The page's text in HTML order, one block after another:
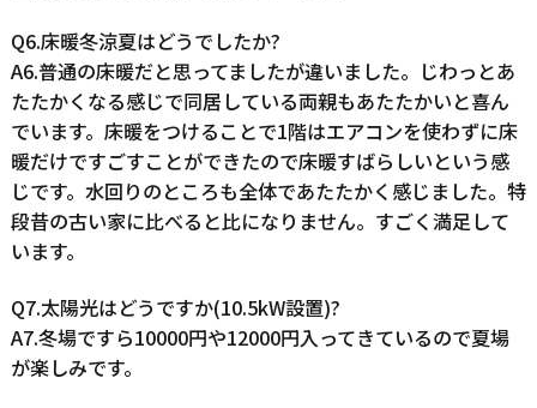
Q6.床暖冬涼夏はどうでしたか?
A6.普通の床暖だと思ってましたが違いました。じわっとあ
たたかくなる感じで同居している両親もあたたかいと喜ん
でいます。床暖をつけることで1階はエアコンを使わずに床
暖だけですごすことができたので床暖すばらしいという感
じです。水回りのところも全体であたたかく感じました。特
段昔の古い家に比べると比になりません。すごく満足して
います。
Q7.太陽光はどうですか(10.5kW設置)?
A7.冬場ですら10000円や12000円入ってきているので夏場
が楽しみです。